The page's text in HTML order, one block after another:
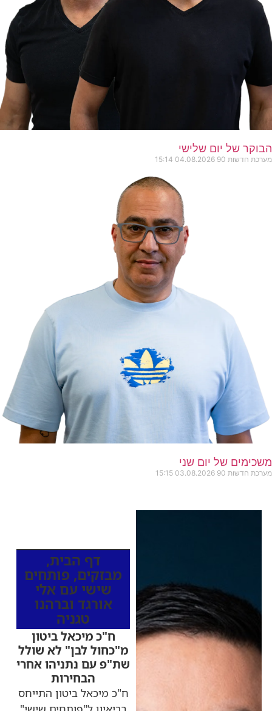
הבוקר של יום שלישי
מערכת חדשות 90 04.08.2026
15:14
משכימים של יום שני
מערכת חדשות 90 03.08.2026
15:15
דף הבית,
מבזקים, פותחים
שישי עם אלי
אורגד וברהנו
טגניה
ח"כ מיכאל ביטון
מ"כחול לבן" לא שולל
שת"פ עם נתניהו אחרי
הבחירות
ח"כ מיכאל ביטון התייחס